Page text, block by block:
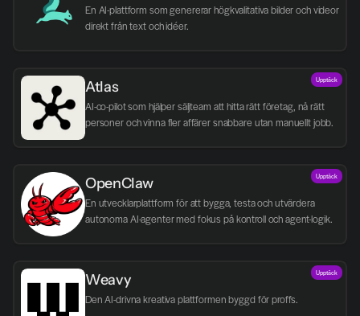
En AI-plattform som genererar högkvalitativa bilder och videor
direkt från text och idéer.
Atlas
AI-co-pilot som hjälper säljteam att hitta rätt företag, nå rätt
personer och vinna fler affärer snabbare utan manuellt jobb.
Upptäck
OpenClaw
En utvecklarplattform för att bygga, testa och utvärdera
autonoma AI-agenter med fokus på kontroll och agent-logik.
Upptäck
Weavy
Den AI-drivna kreativa plattformen byggd för proffs.
Upptäck